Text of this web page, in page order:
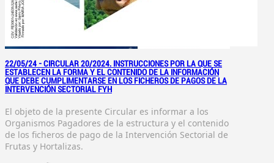
22/05/24 - CIRCULAR 20/2024. INSTRUCCIONES POR LA QUE SE
ESTABLECEN LA FORMA Y EL CONTENIDO DE LA INFORMACIÓN
QUE DEBE CUMPLIMENTARSE EN LOS FICHEROS DE PAGOS DE LA
INTERVENCIÓN SECTORIAL FYH
El objeto de la presente Circular es informar a los
Organismos Pagadores de la estructura y el contenido
de los ficheros de pago de la Intervención Sectorial de
Frutas y Hortalizas.